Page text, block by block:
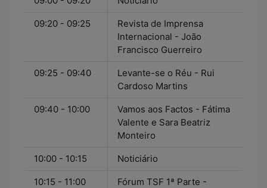
09:20 - 09:25
Revista de Imprensa
Internacional - João
Francisco Guerreiro
09:25 - 09:40
Levante-se o Réu - Rui
Cardoso Martins
09:40 - 10:00
Vamos aos Factos - Fátima
Valente e Sara Beatriz
Monteiro
10:00 - 10:15 Noticiário
10:15 - 11:00
Fórum TSF 1ª Parte -